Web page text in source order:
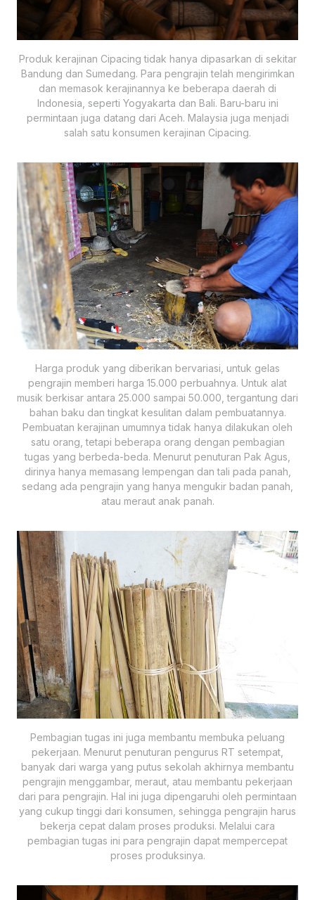
Produk kerajinan Cipacing tidak hanya dipasarkan di sekitar
Bandung dan Sumedang. Para pengrajin telah mengirimkan
dan memasok kerajinannya ke beberapa daerah di
Indonesia, seperti Yogyakarta dan Bali. Baru-baru ini
permintaan juga datang dari Aceh. Malaysia juga menjadi
salah satu konsumen kerajinan Cipacing.
Harga produk yang diberikan bervariasi, untuk gelas
pengrajin memberi harga 15.000 perbuahnya. Untuk alat
musik berkisar antara 25.000 sampai 50.000, tergantung dari
bahan baku dan tingkat kesulitan dalam pembuatannya.
Pembuatan kerajinan umumnya tidak hanya dilakukan oleh
satu orang, tetapi beberapa orang dengan pembagian
tugas yang berbeda-beda. Menurut penuturan Pak Agus,
dirinya hanya memasang lempengan dan tali pada panah,
sedang ada pengrajin yang hanya mengukir badan panah,
atau meraut anak panah.
Pembagian tugas ini juga membantu membuka peluang
pekerjaan. Menurut penuturan pengurus RT setempat,
banyak dari warga yang putus sekolah akhirnya membantu
pengrajin menggambar, meraut, atau membantu pekerjaan
dari para pengrajin. Hal ini juga dipengaruhi oleh permintaan
yang cukup tinggi dari konsumen, sehingga pengrajin harus
bekerja cepat dalam proses produksi. Melalui cara
pembagian tugas ini para pengrajin dapat mempercepat
proses produksinya.